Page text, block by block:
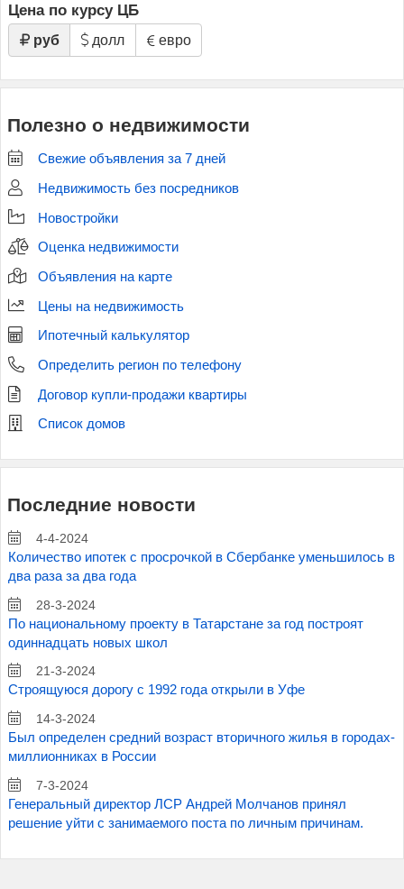
Цена по курсу ЦБ
руб долл евро
Полезно о недвижимости
Свежие объявления за 7 дней
Недвижимость без посредников
Новостройки
Оценка недвижимости
Объявления на карте
Цены на недвижимость
Ипотечный калькулятор
Определить регион по телефону
Договор купли-продажи квартиры
Список домов
Последние новости
4-4-2024
Количество ипотек с просрочкой в Сбербанке уменьшилось в
два раза за два года
28-3-2024
По национальному проекту в Татарстане за год построят
одиннадцать новых школ
21-3-2024
Строящуюся дорогу с 1992 года открыли в Уфе
14-3-2024
Был определен средний возраст вторичного жилья в городах-
миллионниках в России
7-3-2024
Генеральный директор ЛСР Андрей Молчанов принял
решение уйти с занимаемого поста по личным причинам.